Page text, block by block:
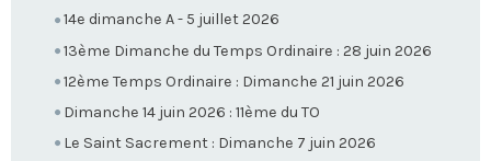
14e dimanche A - 5 juillet 2026
13ème Dimanche du Temps Ordinaire : 28 juin 2026
12ème Temps Ordinaire : Dimanche 21 juin 2026
Dimanche 14 juin 2026 : 11ème du TO
Le Saint Sacrement : Dimanche 7 juin 2026